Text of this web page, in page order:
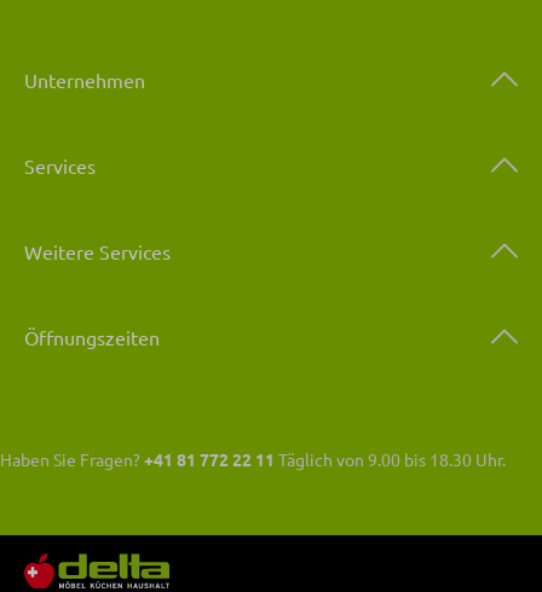
Unternehmen
Services
Weitere Services
Öffnungszeiten
Haben Sie Fragen?+41 81 772 22 11 Täglich von 9.00 bis 18.30 Uhr.